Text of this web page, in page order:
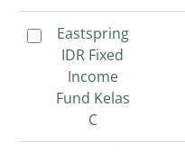
Eastspring
IDR Fixed
Income
Fund Kelas
Eastspring
IDR Fixed
Income
Fund Kelas
C